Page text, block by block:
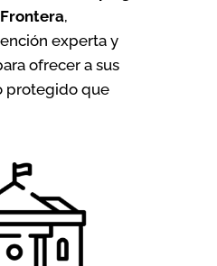
,
experta y
ofrecer a sus
protegido que